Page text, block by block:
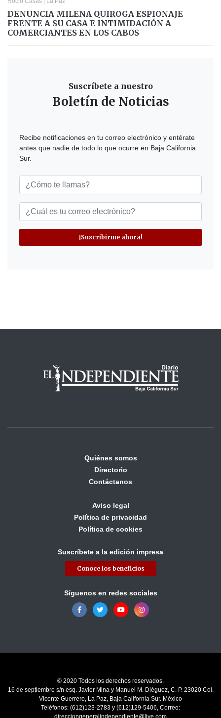
DENUNCIA MILENA QUIROGA ESPIONAJE
FRENTE A SU CASA E INTIMIDACIÓN A
COMERCIANTES EN LOS CABOS
Suscríbete a nuestro
Boletín de Noticias
Recibe notificaciones en tu correo electrónico y entérate
antes que nadie de todo lo que ocurre en Baja California
Sur.
¡Suscribirme ahora!
Quiénes somos
Directorio
Contáctanos
Aviso legal
Política de privacidad
Política de cookies
Suscríbete a la edición impresa
Conoce los beneficios
Síguenos en redes sociales
© 2020 Todos los derechos reservados.
16 de septiembre s/n esq. Javier Mina y Manuel M. Diéguez, C. P. 23020 Col.
Vicente Guerrero, La Paz, Baja California Sur. México
Teléfonos: (612)123-2783 y (612)129-5406, Correo:
direcciongeneralindependiente@live.com